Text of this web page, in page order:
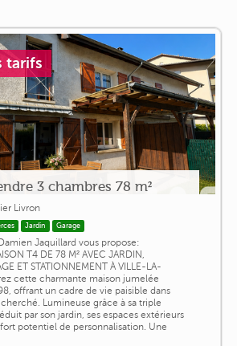
tarifs
3 chambres 78 m²
Livron
Jardin Garage
Jaquillard vous propose:
T4 DE 78 M² AVEC JARDIN,
ET STATIONNEMENT À VILLE-LA-
cette charmante maison jumelée
offrant un cadre de vie paisible dans
Lumineuse grâce à sa triple
par son jardin, ses espaces extérieurs
potentiel de personnalisation. Une